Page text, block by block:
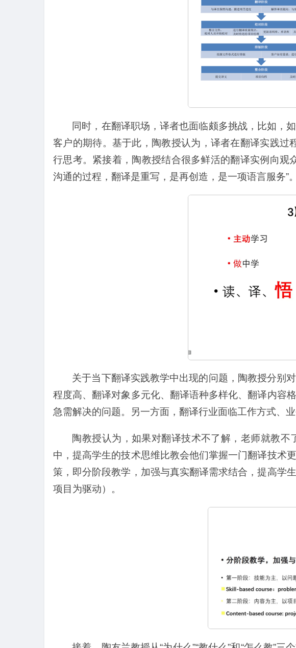
同时，在翻译职场，译者也面临颇多挑战，比如，
客户的期待。基于此，陶教授认为，译者在翻译实践过
行思考。紧接着，陶教授结合很多鲜活的翻译实例向观
沟通的过程，翻译是重写，是再创造，是一项语言服务”。
关于当下翻译实践教学中出现的问题，陶教授分别
程度高、翻译对象多元化、翻译语种多样化、翻译内容
急需解决的问题。另一方面，翻译行业面临工作方式、
陶教授认为，如果对翻译技术不了解，老师就教
中，提高学生的技术思维比教会他们掌握一门翻译技术
策，即分阶段教学，加强与真实翻译需求结合，提高学
项目为驱动）。